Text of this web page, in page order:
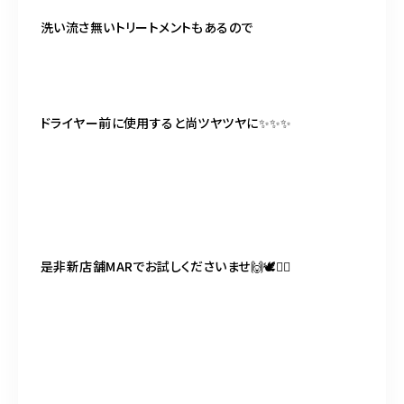
洗い流さ無いトリートメントもあるので
ドライヤー前に使用すると尚ツヤツヤに✨✨✨
是非新店舗MARでお試しくださいませ🙌🕊🧚‍♂️